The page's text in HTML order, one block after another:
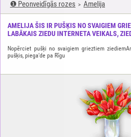
❶ Peonveidīgās rozes
Amelija
AMELIJA ŠIS IR PUŠĶIS NO SVAIGIEM
LABĀKAIS ZIEDU INTERNETA VEIKALS,
Nopērciet pušķi no svaigiem grieztiem
pušķis, piega'de pa Rīgu